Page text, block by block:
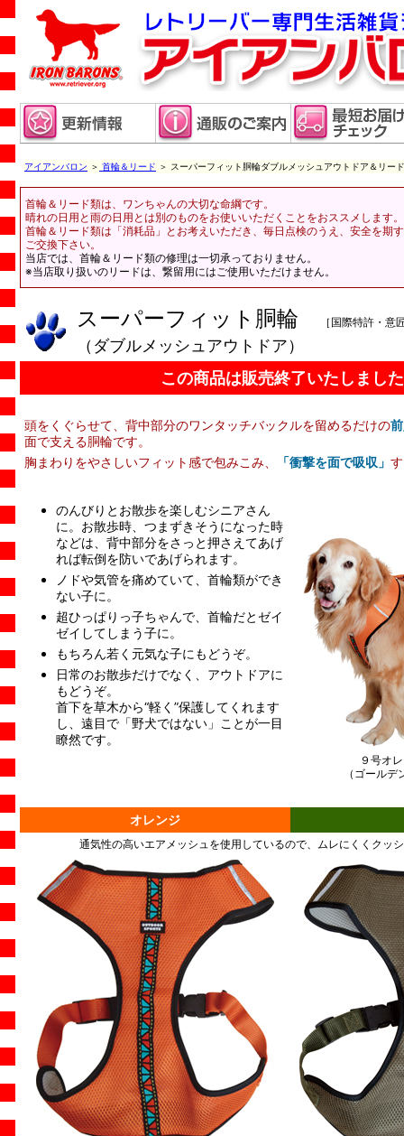
アイアンバロン ＞ 首輪＆リード ＞ スーパーフィット胴輪ダブルメッシュアウトドア＆リー
首輪＆リード類は、ワンちゃんの大切な命綱です。
晴れの日用と雨の日用とは別のものをお使いいただくことをおススメします。
首輪＆リード類は「消耗品」とお考えいただき、毎日点検のうえ、安全を期
ご交換下さい。
当店では、首輪＆リード類の修理は一切承っておりません。
※当店取り扱いのリードは、繋留用にはご使用いただけません。
スーパーフィット胴輪 ［国際特許・意
（ダブルメッシュアウトドア）
この商品は販売終了いたしまし
頭をくぐらせて、背中部分のワンタッチバックルを留めるだけの
面で支える胴輪です。
胸まわりをやさしいフィット感で包みこみ、
「衝撃を面で吸収」
のんびりとお散歩を楽しむシニアさん
に。お散歩時、つまずきそうになった時
などは、背中部分をさっと押さえてあげ
れば転倒を防いであげられます。
ノドや気管を痛めていて、首輪類ができ
ない子に。
超ひっぱりっ子ちゃんで、首輪だとゼイ
ゼイしてしまう子に。
もちろん若く元気な子にもどうぞ。
日常のお散歩だけでなく、アウトドアに
もどうぞ。
首下を草木から“軽く”保護してくれます
し、遠目で「野犬ではない」ことが一目
瞭然です。
９号オ
（ゴール
オレンジ
通気性の高いエアメッシュを使用しているので、ムレにくくクッ